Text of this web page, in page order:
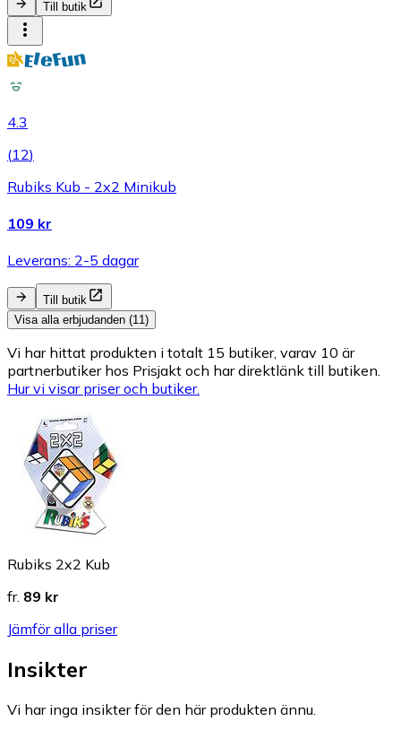
Till butik
4.3
(12)
Rubiks Kub - 2x2 Minikub
109 kr
Leverans: 2-5 dagar
Till butik
Visa alla erbjudanden (11)
Vi har hittat produkten i totalt 15 butiker, varav 10 är
partnerbutiker hos Prisjakt och har direktlänk till butiken.
Hur vi visar priser och butiker.
Rubiks 2x2 Kub
fr. 89 kr
Jämför alla priser
Insikter
Vi har inga insikter för den här produkten ännu.